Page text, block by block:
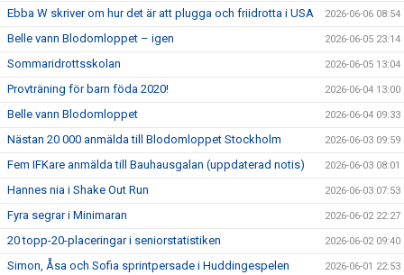
Ebba W skriver om hur det är att plugga och friidrotta i USA 2026-06-06 08:54
Belle vann Blodomloppet – igen 2026-06-05 23:14
Sommaridrottsskolan 2026-06-05 13:04
Provträning för barn föda 2020! 2026-06-04 13:00
Belle vann Blodomloppet 2026-06-04 09:33
Nästan 20 000 anmälda till Blodomloppet Stockholm 2026-06-03 09:59
Fem IFKare anmälda till Bauhausgalan (uppdaterad notis) 2026-06-03 08:01
Hannes nia i Shake Out Run 2026-06-03 07:53
Fyra segrar i Minimaran 2026-06-02 22:27
20 topp-20-placeringar i seniorstatistiken 2026-06-02 09:40
Simon, Åsa och Sofia sprintpersade i Huddingespelen 2026-06-01 22:53